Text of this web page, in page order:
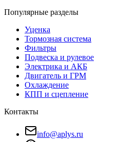
Популярные разделы
Уценка
Тормозная система
Фильтры
Подвеска и рулевое
Электрика и АКБ
Двигатель и ГРМ
Охлаждение
КПП и сцепление
Контакты
info@aplys.ru